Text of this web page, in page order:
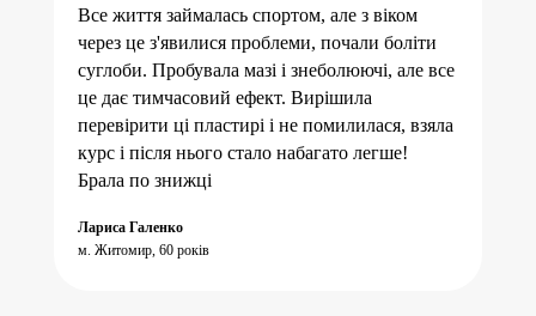
Все життя займалась спортом, але з віком
через це з'явилися проблеми, почали боліти
суглоби. Пробувала мазі і знеболюючі, але все
це дає тимчасовий ефект. Вирішила
перевірити ці пластирі і не помилилася, взяла
курс і після нього стало набагато легше!
Брала по знижці
Лариса Галенко
м. Житомир, 60 років